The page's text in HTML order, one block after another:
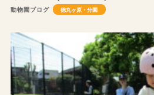
動物園ブログ 徳丸ヶ原・分園